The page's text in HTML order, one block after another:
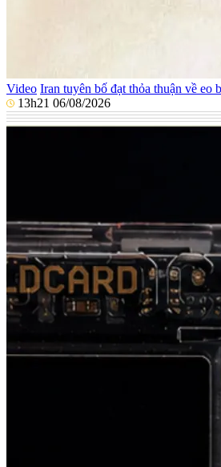
Video Iran tuyên bố đạt thỏa thuận về eo
13h21 06/08/2026